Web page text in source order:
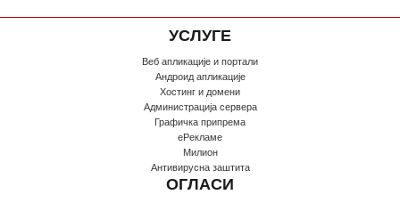
УСЛУГЕ
Веб апликације и портали
Андроид апликације
Хостинг и домени
Администрација сервера
Графичка припрема
еРекламе
Милион
Антивирусна заштита
ОГЛАСИ